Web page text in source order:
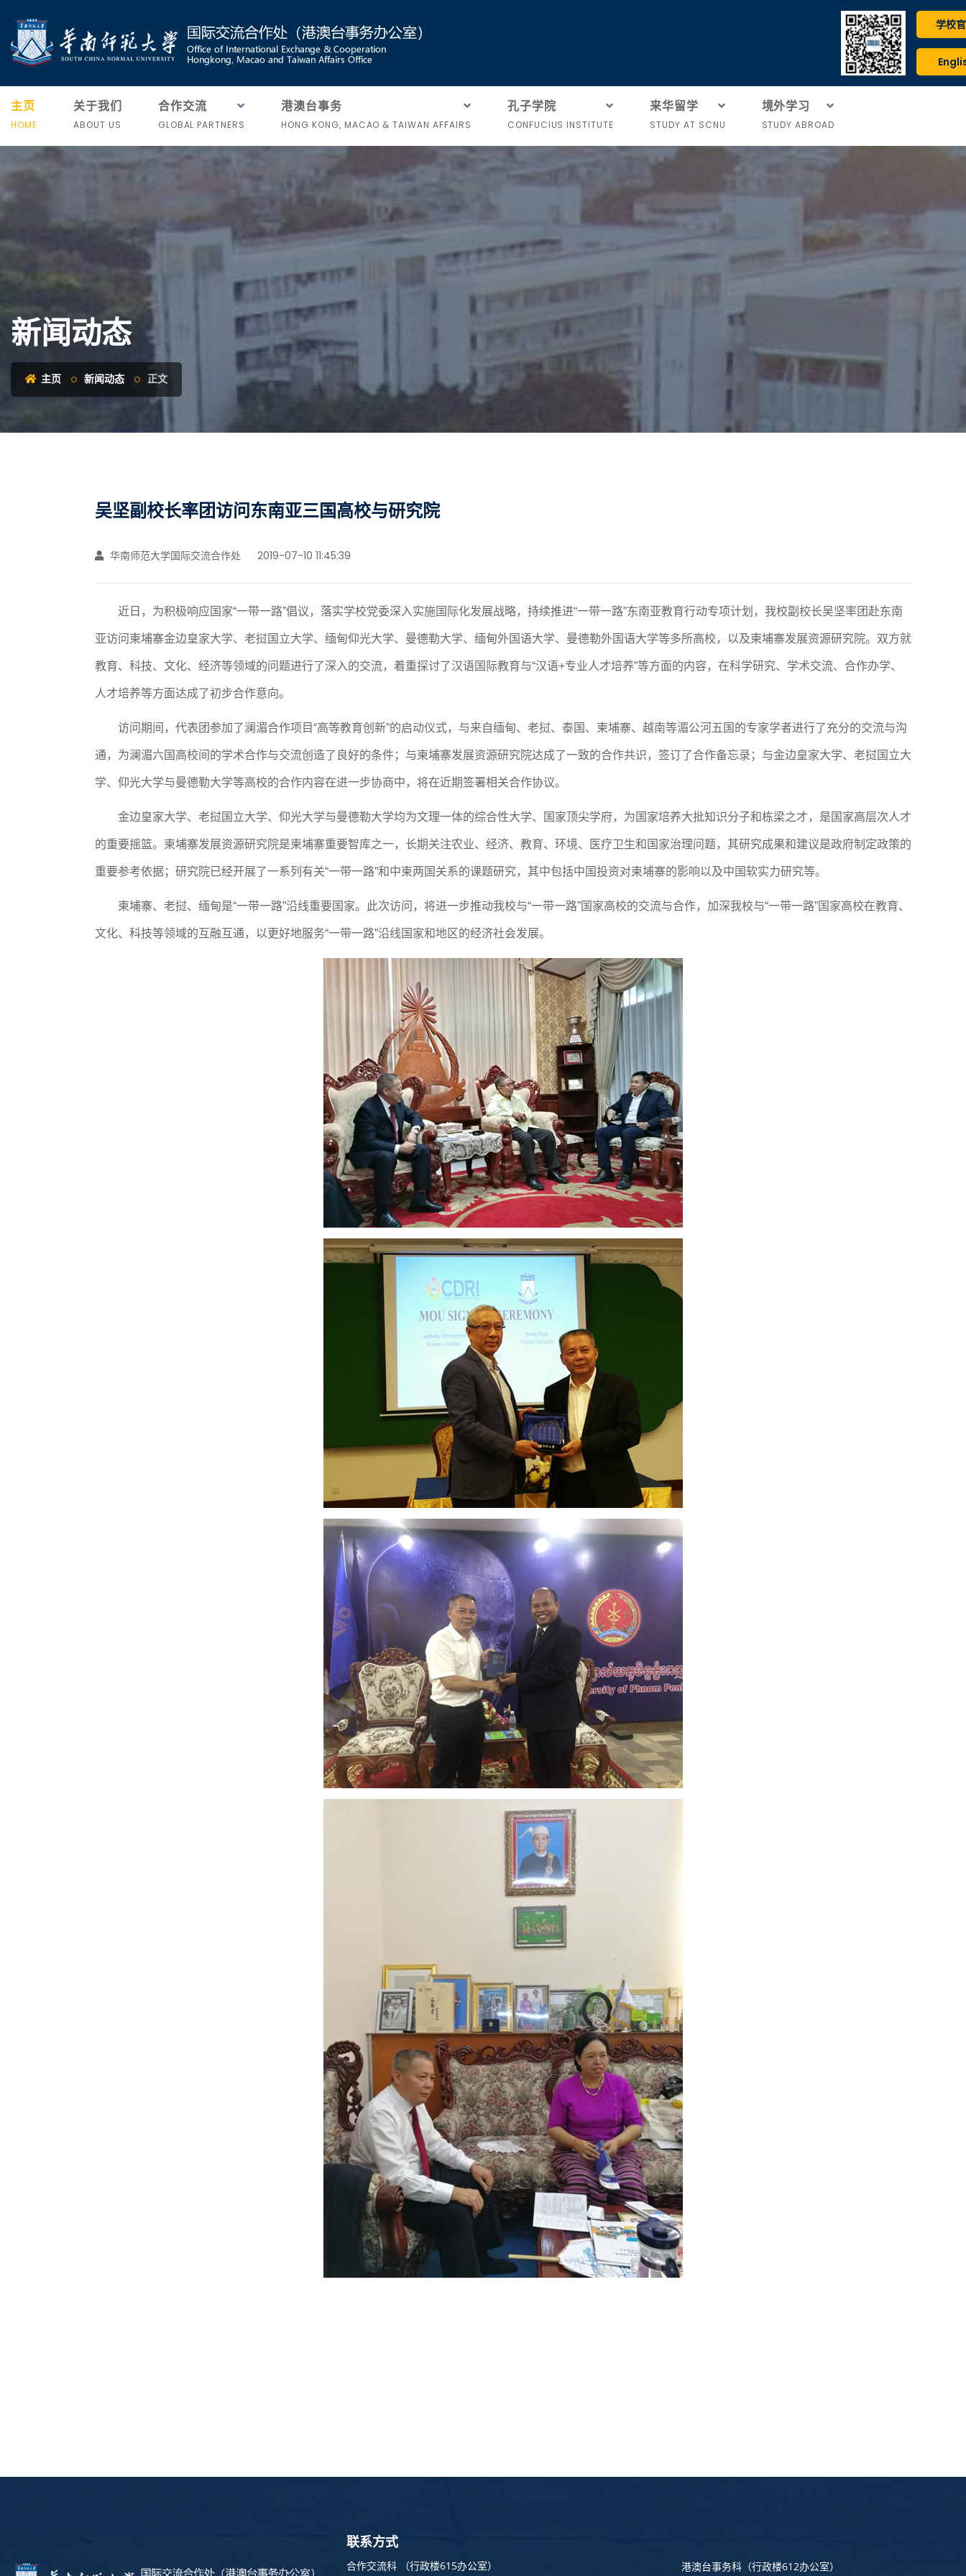
学校
主页
HOME
关于我们
ABOUT US
合作交流
GLOBAL PARTNERS
港澳台事务
HONG KONG, MACAO & TAIWAN AFFAIRS
孔子学院
CONFUCIUS INSTITUTE
来华留学
STUDY AT SCNU
境外学习
STUDY ABROAD
新闻动态
主页 新闻动态 正文
吴坚副校长率团访问东南亚三国高校与研究院
华南师范大学国际交流合作处 2019-07-10 11:45:39
近日 ， 为积极响应 国家“一带一路”倡议 ， 落实学校党委深入实施国际化发展战略， 持续推进“一带一路”东南亚教育行动专项计划 ， 我校副校长吴坚率团赴东南
亚访问柬埔寨金边皇家大学、老挝国立大学、缅甸仰光大学、 曼德勒大学、缅甸外国语大学、曼德勒外国语大学等多所高校，以及柬埔寨发展资源研究院。 双方就
教育、科技、文化、经济等领域的问题进行了深入的交流，着重探讨了汉语国际教育与“汉语+专业人才培养”等方面的内容，在科学研究、学术交流、合作办学、
人才培养等方面达成了初步合作意向。
访问期间，代表团参加了澜湄合作项目 “高等教育创新”的启动仪式，与来自缅甸、老挝、泰国、柬埔寨、越南等湄公河五国的专家学者进行了充分的交流与沟
通，为澜湄六国高校间的学术合作与交流创造了良好的条件；与柬埔寨发展资源研究院达成了一致的合作共识， 签订了合作备忘录；与金边皇家大学、老挝国立大
学、仰光大学与曼德勒大学等高校的合作内容在进一步协商中，将在近期签署相关合作协议。
金边皇家大学、老挝国立大学、仰光大学与曼德勒大学均为文理一体的综合性大学、国家顶尖学府，为国家培养大批知识分子和栋梁之才，是国家高层次人才
的重要摇篮。柬埔寨发展资源研究院是柬埔寨重要智库之一，长期关注农业、经济、教育、环境、医疗卫生和国家治理问题，其研究成果和建议是政府制定政策的
重要参考依据；研究院已经开展了一系列有关“一带一路”和中柬两国关系的课题研究，其中包括中国投资对柬埔寨的影响以及中国软实力研究等。
柬埔寨、 老挝、缅甸是“一带一路”沿线重要国家。此次访问，将进一步推动我校与“一带一路”国家高校的交流与合作，加深我校与“一带一路”国家高校在教育、
文化、科技等领域的互融互通，以更好地服务“一带一路”沿线国家和地区的经济社会发展。
联系方式
合作交流科 （行政楼615办公室） 港澳台事务科 （行政楼612办公室）